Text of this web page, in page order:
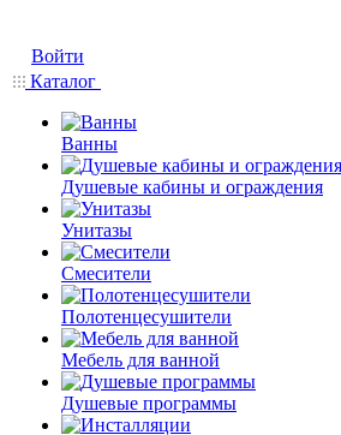
Войти
Каталог
Ванны
Душевые кабины и ограждения
Унитазы
Смесители
Полотенцесушители
Мебель для ванной
Душевые программы